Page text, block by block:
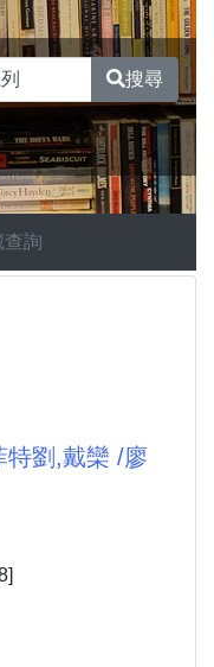
搜尋
查詢
特劉,戴欒 /廖